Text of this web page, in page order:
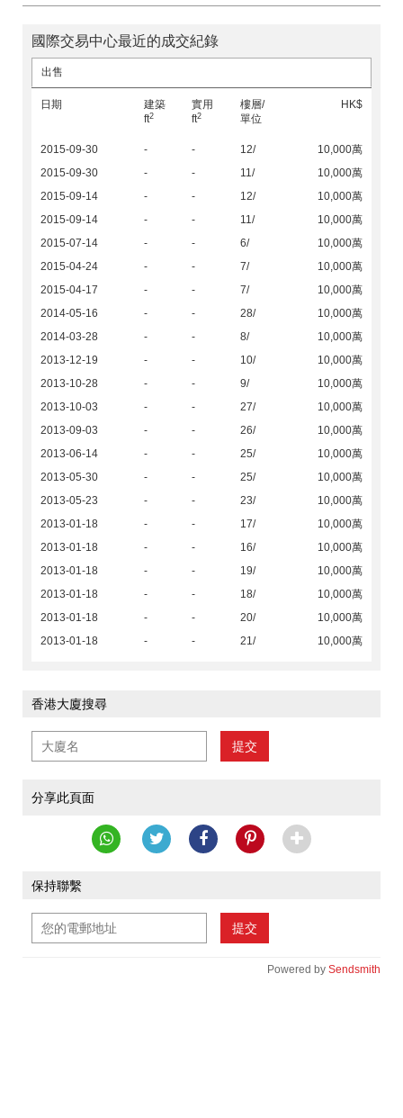
國際交易中心最近的成交紀錄
出售
日期
建築
ft2
實用
ft2
樓層/
單位
HK$
2015-09-30 - - 12/
10,000萬
2015-09-30
- - 11/
10,000萬
2015-09-14
- - 12/
10,000萬
2015-09-14
- - 11/
10,000萬
2015-07-14
- - 6/
10,000萬
2015-04-24
- - 7/
10,000萬
2015-04-17
- - 7/
10,000萬
2014-05-16
- - 28/
10,000萬
2014-03-28
- - 8/
10,000萬
2013-12-19
- - 10/
10,000萬
2013-10-28
- - 9/
10,000萬
2013-10-03
- - 27/
10,000萬
2013-09-03
- - 26/
10,000萬
2013-06-14
- - 25/
10,000萬
2013-05-30
- - 25/
10,000萬
2013-05-23
- - 23/
10,000萬
2013-01-18
- - 17/
10,000萬
2013-01-18
- - 16/
10,000萬
2013-01-18
- - 19/
10,000萬
2013-01-18
- - 18/
10,000萬
2013-01-18
- - 20/
10,000萬
2013-01-18
- - 21/ 10,000萬
香港大廈搜尋
提交
分享此頁面
保持聯繫
提交
Powered by Sendsmith